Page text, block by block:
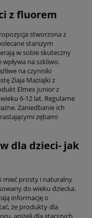
z fluorem
stworzona z
starszym
w sobie skuteczny
na szkliwo.
na czynniki
Ziaja Maziajki z
Elmex junior z
6-12 lat. Regularne
Zaniedbanie ich
zębami
dla dzieci- jak
mieć prosty i naturalny
do wieku dziecka.
informację o
że produkty dla
aniżeli dla starszych